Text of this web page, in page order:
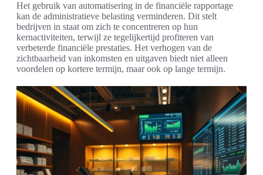
Het gebruik van automatisering in de financiële rapportage
kan de administratieve belasting verminderen. Dit stelt
bedrijven in staat om zich te concentreren op hun
kernactiviteiten, terwijl ze tegelijkertijd profiteren van
verbeterde financiële prestaties. Het verhogen van de
zichtbaarheid van inkomsten en uitgaven biedt niet alleen
voordelen op kortere termijn, maar ook op lange termijn.